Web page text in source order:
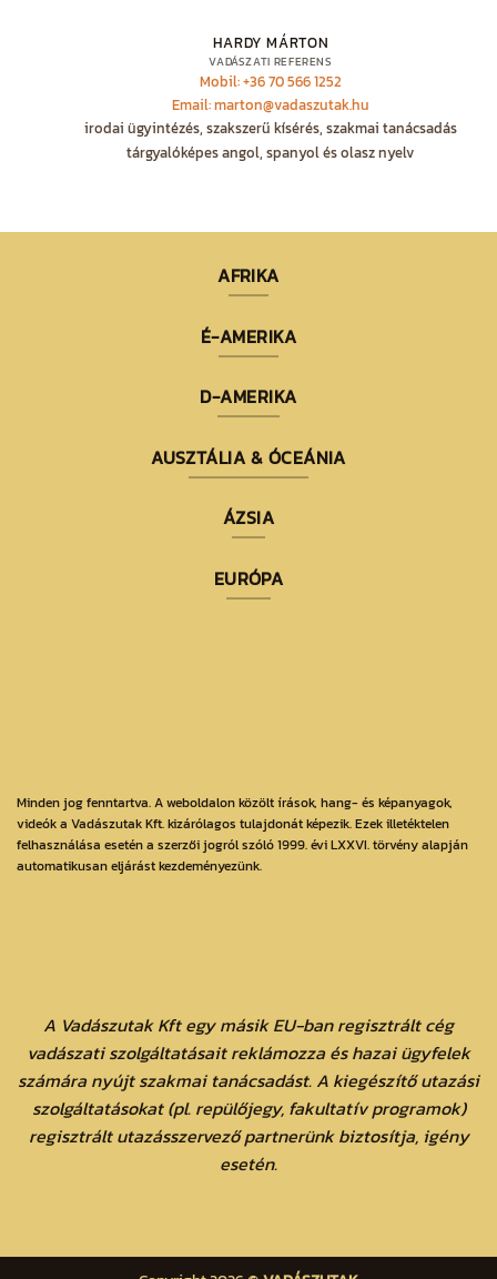
HARDY MÁRTON
VADÁSZATI REFERENS
Mobil: +36 70 566 1252
Email: marton@vadaszutak.hu
irodai ügyintézés, szakszerű kísérés, szakmai tanácsadás
tárgyalóképes angol, spanyol és olasz nyelv
AFRIKA
É-AMERIKA
D-AMERIKA
AUSZTÁLIA & ÓCEÁNIA
ÁZSIA
EURÓPA
Minden jog fenntartva. A weboldalon közölt írások, hang- és képanyagok,
videók a Vadászutak Kft. kizárólagos tulajdonát képezik. Ezek illetéktelen
felhasználása esetén a szerzői jogról szóló 1999. évi LXXVI. törvény alapján
automatikusan eljárást kezdeményezünk.
A Vadászutak Kft egy másik EU-ban regisztrált cég
vadászati szolgáltatásait reklámozza és hazai ügyfelek
számára nyújt szakmai tanácsadást. A kiegészítő utazási
szolgáltatásokat (pl. repülőjegy, fakultatív programok)
regisztrált utazásszervező partnerünk biztosítja, igény
esetén.